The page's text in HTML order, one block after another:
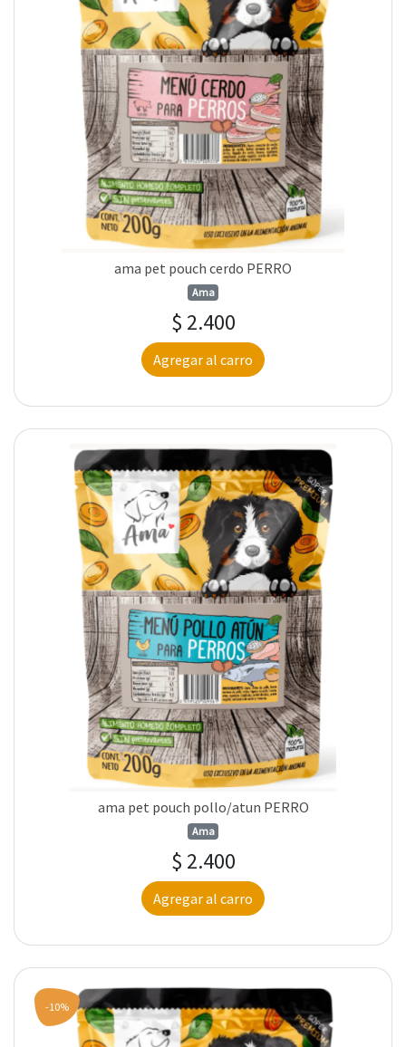
ama pet pouch cerdo PERRO
Ama
$ 2.400
Agregar al carro
ama pet pouch pollo/atun PERRO
Ama
$ 2.400
Agregar al carro
-10%